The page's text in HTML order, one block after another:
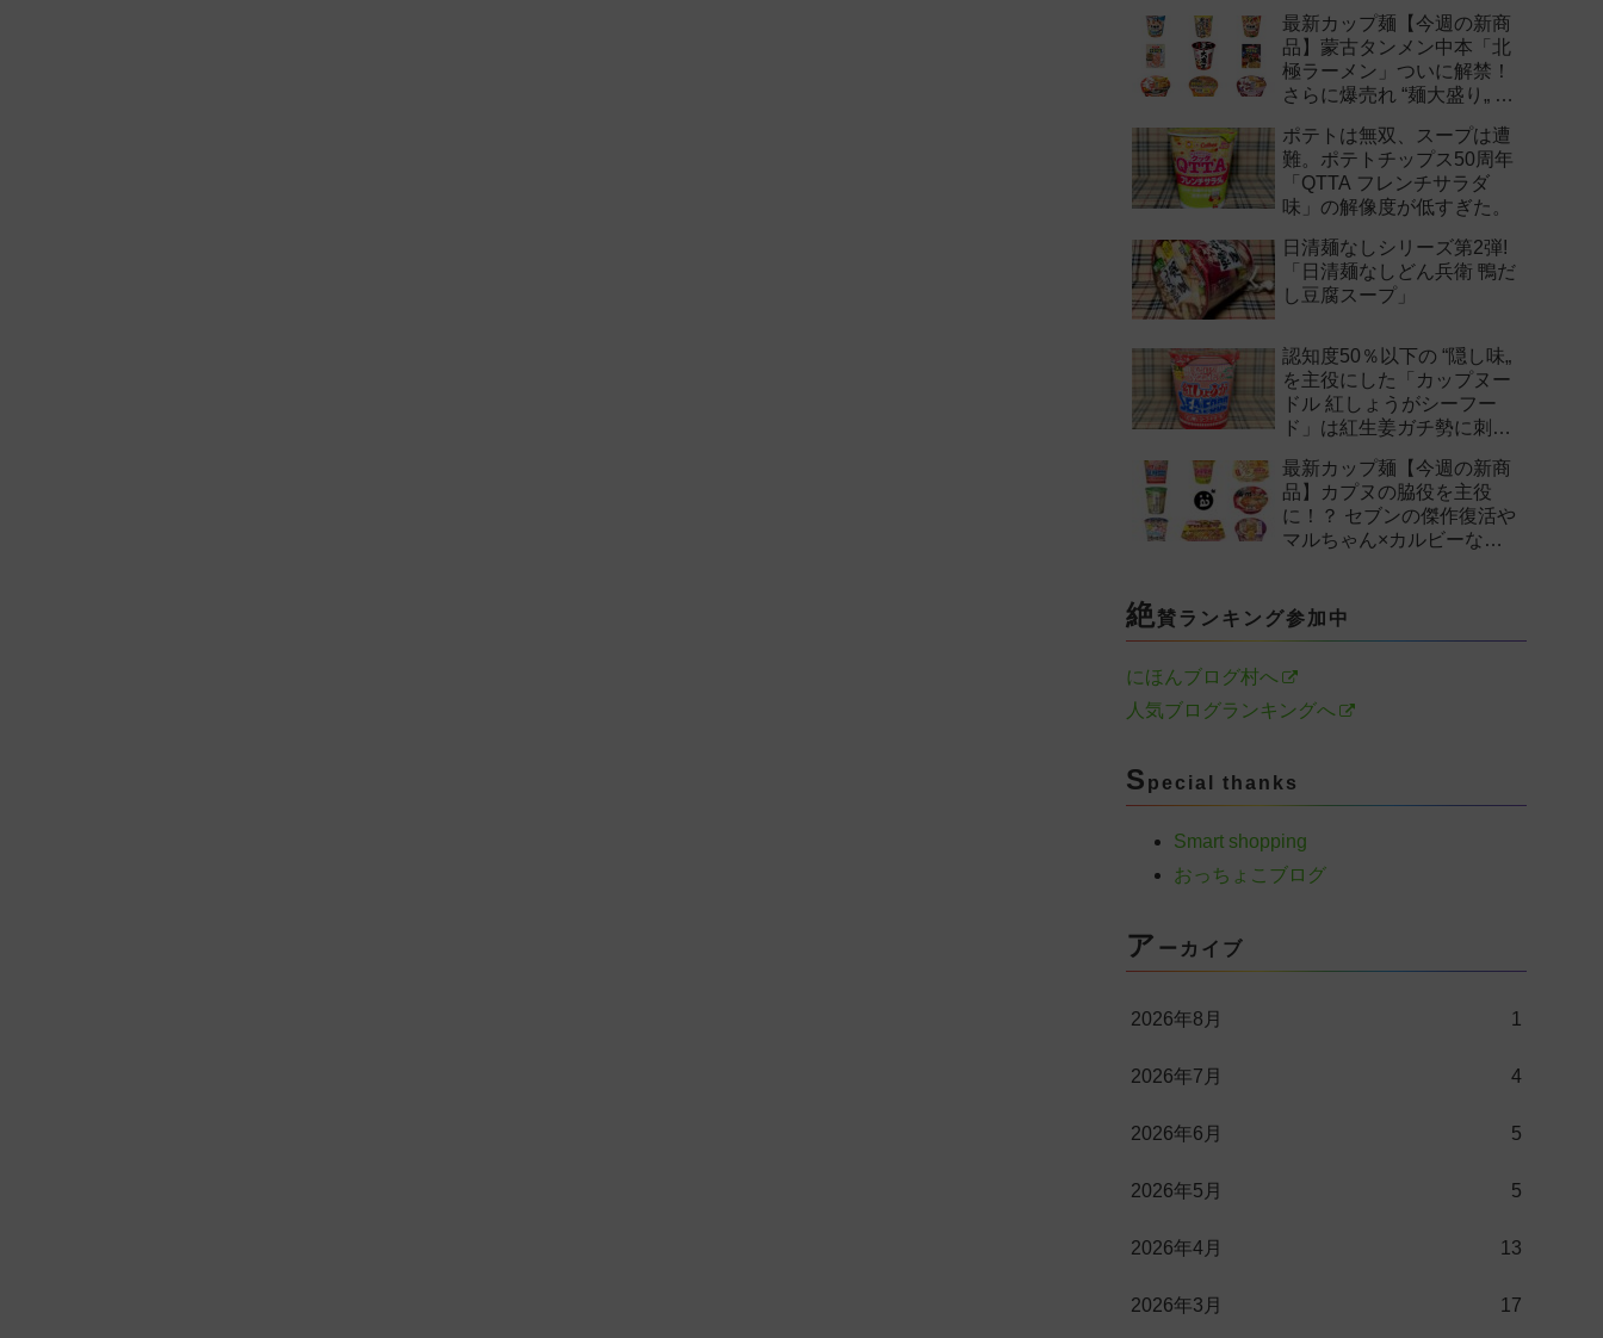
最新カップ麺【今週の新商
品】蒙古タンメン中本「北
極ラーメン」ついに解禁！
さらに爆売れ “麺大盛り„ シ
作まとめ！
ポテトは無双、スープは遭
難。ポテトチップス50周年
「QTTA フレンチサラダ
味」の解像度が低すぎた。
日清麺なしシリーズ第2弾!
「日清麺なしどん兵衛 鴨だ
し豆腐スープ」
認知度50％以下の “隠し味„
を主役にした「カップヌー
ドル 紅しょうがシーフー
ド」は紅生姜ガチ勢に刺さ
最新カップ麺【今週の新商
品】カプヌの脇役を主役
に！？ セブンの傑作復活や
マルちゃん×カルビーなど
絶賛ランキング参加中
にほんブログ村へ
人気ブログランキングへ
S pecial thanks
Smart shopping
おっちょこブログ
ア ーカイブ
2026年8月 1
2026年7月 4
2026年6月 5
2026年5月 5
2026年4月 13
2026年3月 17